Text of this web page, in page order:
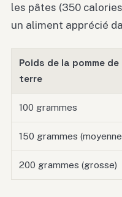
les pâtes (350
un aliment apprécié
Poids de la pomme de
terre
100 grammes
150 grammes
200 grammes (grosse)